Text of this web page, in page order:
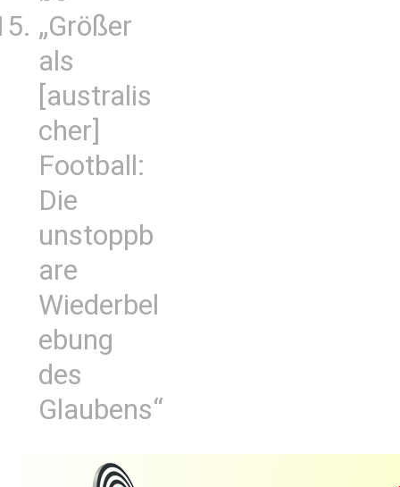
„Größer
als
[australis
cher]
Football:
Die
unstoppb
are
Wiederbel
ebung
des
Glaubens“